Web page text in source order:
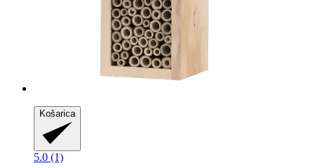
Košarica
5.0 (1)